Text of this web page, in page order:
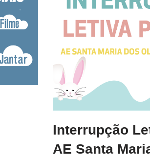
Interrupção
AE Santa